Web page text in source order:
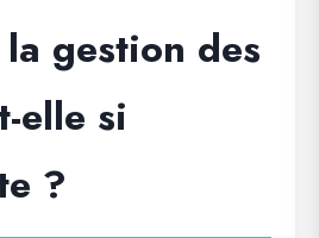
gestion des
elle si
?